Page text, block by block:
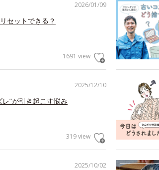
2026/01/09
セットできる？
1691 view
2025/12/10
”が引き起こす悩み
319 view
2025/10/02